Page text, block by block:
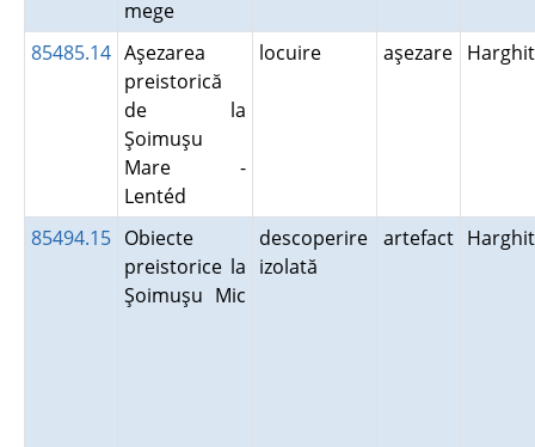
mege
85485.14 Aşezarea
preistorică
de la
Şoimuşu
Mare -
Lentéd
locuire aşezare
85494.15 Obiecte
preistorice la
Şoimuşu Mic
descoperire
izolată
artefact